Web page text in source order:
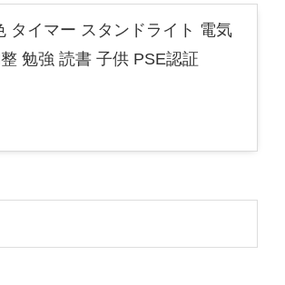
タイマー スタンドライト 電気
勉強 読書 子供 PSE認証